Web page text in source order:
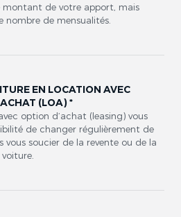
montant de votre apport, mais
nombre de mensualités.
EN LOCATION AVEC
(LOA) *
option d’achat (leasing) vous
de changer régulièrement de
vous soucier de la revente ou de la